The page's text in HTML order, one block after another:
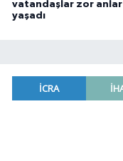
vatandaşlar zor anlar
yaşadı